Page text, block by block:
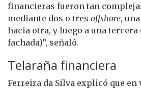
financieras fueron tan
mediante dos o tres offshore,
hacia otra, y luego a una tercera
fachada)”, señaló.
Telaraña financiera
Ferreira da Silva explicó que en